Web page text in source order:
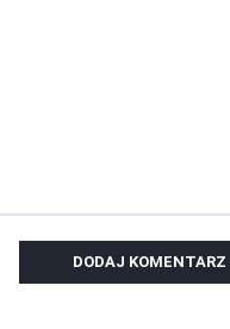
DODAJ KOMENTARZ